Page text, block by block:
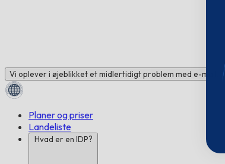
Vi oplever i øjeblikket et midlertidigt problem med e-mail.
Planer og priser
Landeliste
Hvad er en IDP?